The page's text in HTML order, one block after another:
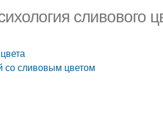
сливового
со сливовым цветом